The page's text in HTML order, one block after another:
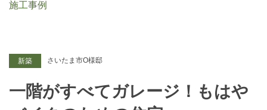
施工事例
新築 さいたま市O様邸
一階がすべてガレージ！もはや